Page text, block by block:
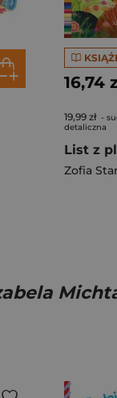
16,74
19,99 zł -
detaliczna
Zofia